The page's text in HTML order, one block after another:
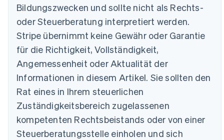
Bildungszwecken und sollte nicht als Rechts-
oder Steuerberatung interpretiert werden.
Stripe übernimmt keine Gewähr oder Garantie
für die Richtigkeit, Vollständigkeit,
Angemessenheit oder Aktualität der
Informationen in diesem Artikel. Sie sollten den
Rat eines in Ihrem steuerlichen
Zuständigkeitsbereich zugelassenen
kompetenten Rechtsbeistands oder von einer
Steuerberatungsstelle einholen und sich
Australien
English
Belgien
NederlandsFrançaisDeutschEnglish
PortuguêsEnglish
Bulgarien
English
Dänemark
English